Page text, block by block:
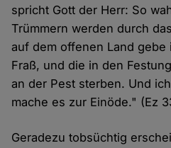
spricht Gott der Herr: So
Trümmern werden durch
auf dem offenen Land gebe
Fraß, und die in den
an der Pest sterben. Und
mache es zur Einöde." (Ez
Geradezu tobsüchtig